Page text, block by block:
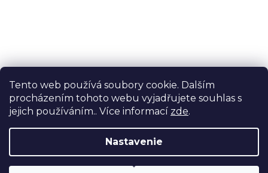
Tento web používá soubory cookie. Dalším
procházením tohoto webu vyjadřujete souhlas s
jejich používáním.. Více informací zde.
Nastavenie